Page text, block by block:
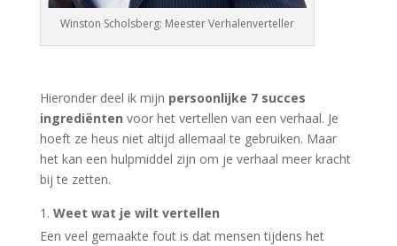
Winston Scholsberg: Meester Verhalenverteller
Hieronder deel ik mijn persoonlijke 7 succes
ingrediënten voor het vertellen van een verhaal. Je
hoeft ze heus niet altijd allemaal te gebruiken. Maar
het kan een hulpmiddel zijn om je verhaal meer kracht
bij te zetten.
Weet wat je wilt vertellen
Een veel gemaakte fout is dat mensen tijdens het